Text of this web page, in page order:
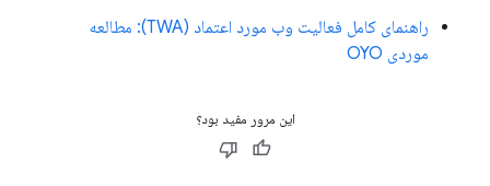
راهنمای کامل فعالیت وب مورد اعتماد (TWA): مطالعه
موردی OYO
این مرور مفید بود؟